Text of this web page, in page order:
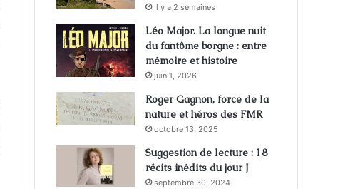
Il y a 2 semaines
Léo Major. La longue nuit
du fantôme borgne : entre
mémoire et histoire
juin 1, 2026
Roger Gagnon, force de la
nature et héros des FMR
octobre 13, 2025
Suggestion de lecture : 18
récits inédits du jour J
septembre 30, 2024